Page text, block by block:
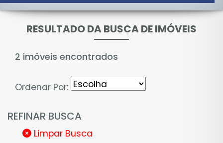
RESULTADO DA BUSCA DE IMÓVEIS
2 imóveis encontrados
Ordenar Por:
REFINAR BUSCA
Limpar Busca